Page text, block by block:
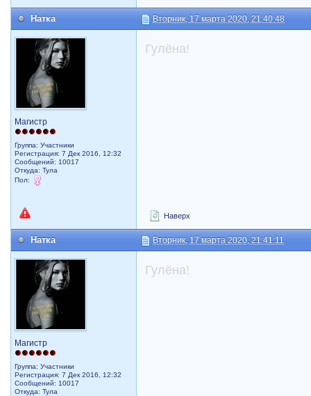
Натка Вторник, 17 марта 2020, 21:40:48
Магистр
Группа: Участники
Регистрация: 7 Дек 2016, 12:32
Сообщений: 10017
Откуда: Тула
Пол:
Гулёна!
Наверх
Натка Вторник, 17 марта 2020, 21:41:11
Магистр
Группа: Участники
Регистрация: 7 Дек 2016, 12:32
Сообщений: 10017
Откуда: Тула
Гулёна!